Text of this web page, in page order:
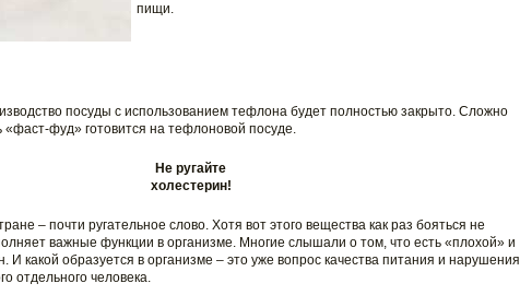
пищи.
посуды с использованием тефлона будет полностью закрыто. Сложно
«фаст-фуд» готовится на тефлоновой посуде.
Не ругайте
холестерин!
– почти ругательное слово. Хотя вот этого вещества как раз бояться не
важные функции в организме. Многие слышали о том, что есть «плохой» и
И какой образуется в организме – это уже вопрос качества питания и нарушения
отдельного человека.